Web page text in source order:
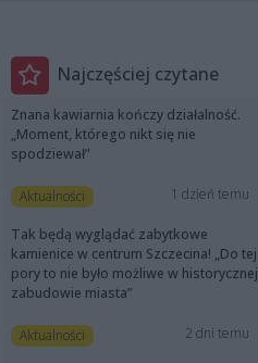
Najczęściej czytane
Znana kawiarnia kończy działalność.
„Moment, którego nikt się nie
spodziewał”
Aktualności 1 dzień temu
Tak będą wyglądać zabytkowe
kamienice w centrum Szczecina! „Do tej
pory to nie było możliwe w historycznej
zabudowie miasta”
Aktualności 2 dni temu